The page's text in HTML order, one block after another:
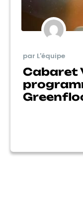
par L'équipe
Cabaret